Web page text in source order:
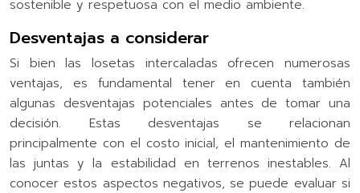
sostenible y respetuosa con el medio ambiente.
Desventajas a considerar
Si bien las losetas intercaladas ofrecen numerosas
ventajas, es fundamental tener en cuenta también
algunas desventajas potenciales antes de tomar una
decisión. Estas desventajas se relacionan
principalmente con el costo inicial, el mantenimiento de
las juntas y la estabilidad en terrenos inestables. Al
conocer estos aspectos negativos, se puede evaluar si